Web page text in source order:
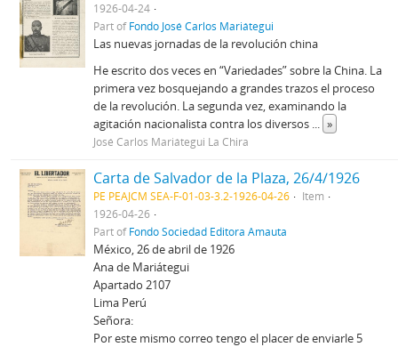
1926-04-24
Part ofFondo José Carlos Mariátegui
Las nuevas jornadas de la revolución china
He escrito dos veces en “Variedades” sobre la China. La
primera vez bosquejando a grandes trazos el proceso
de la revolución. La segunda vez, examinando la
agitación nacionalista contra los diversos ... »
José Carlos Mariátegui La Chira
Carta de Salvador de la Plaza, 26/4/1926
PE PEAJCM SEA-F-01-03-3.2-1926-04-26
Item
1926-04-26
Part ofFondo Sociedad Editora Amauta
México, 26 de abril de 1926
Ana de Mariátegui
Apartado 2107
Lima Perú
Señora:
Por este mismo correo tengo el placer de enviarle 5